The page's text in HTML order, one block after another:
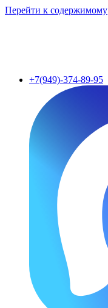
Перейти к содержимому
+7(949)-374-89-95